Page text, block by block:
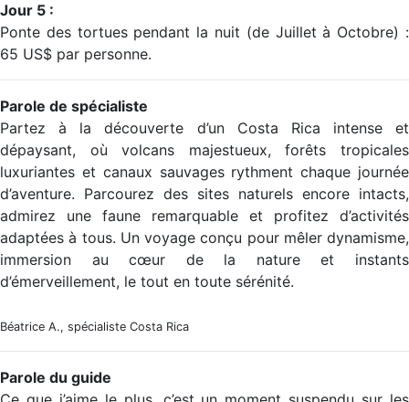
Jour 5 :
Ponte des tortues pendant la nuit (de Juillet à Octobre) :
65 US$ par personne.
Parole de spécialiste
Partez à la découverte d’un Costa Rica intense et
dépaysant, où volcans majestueux, forêts tropicales
luxuriantes et canaux sauvages rythment chaque journée
d’aventure. Parcourez des sites naturels encore intacts,
admirez une faune remarquable et profitez d’activités
adaptées à tous. Un voyage conçu pour mêler dynamisme,
immersion au cœur de la nature et instants
d’émerveillement, le tout en toute sérénité.
Béatrice A., spécialiste Costa Rica
Parole du guide